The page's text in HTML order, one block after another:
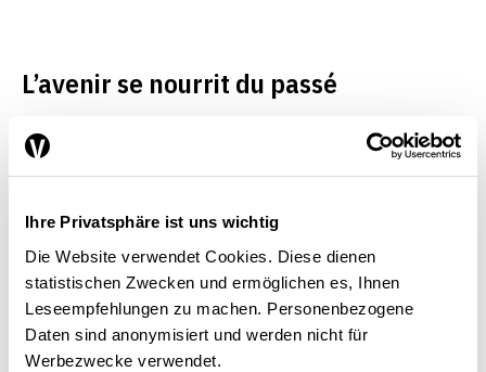
Ihre Privatsphäre ist uns wichtig
Die Website verwendet Cookies. Diese dienen
statistischen Zwecken und ermöglichen es, Ihnen
Leseempfehlungen zu machen. Personenbezogene
Daten sind anonymisiert und werden nicht für
Werbezwecke verwendet.
L’avenir se nourrit du passé
s’appuyer en toute sécurité sur
une idée maîtresse: notre pays
demeure unique par la richesse
de ses traditions, sa qualité de